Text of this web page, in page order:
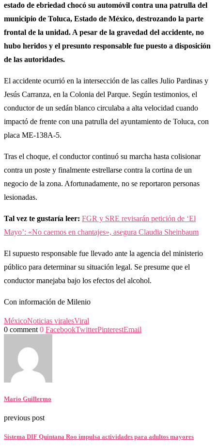
estado de ebriedad chocó su automóvil contra una patrulla del
municipio de Toluca, Estado de México, destrozando la parte
frontal de la unidad. A pesar de la gravedad del accidente, no
hubo heridos y el presunto responsable fue puesto a disposición
de las autoridades.
El accidente ocurrió en la intersección de las calles Julio Pardinas y
Jesús Carranza, en la Colonia del Parque. Según testimonios, el
conductor de un sedán blanco circulaba a alta velocidad cuando
impactó de frente con una patrulla del ayuntamiento de Toluca, con
placa ME-138A-5.
Tras el choque, el conductor continuó su marcha hasta colisionar
contra un poste y finalmente estrellarse contra la cortina de un
negocio de la zona. Afortunadamente, no se reportaron personas
lesionadas.
Tal vez te gustaría leer: FGR y SRE revisarán petición de ‘El
Mayo’: «No caemos en chantajes», asegura Claudia Sheinbaum
El supuesto responsable fue llevado ante la agencia del ministerio
público para determinar su situación legal. Se presume que el
conductor manejaba bajo los efectos del alcohol.
Con información de Milenio
MéxicoNoticias viralesViral
0 comment 0 FacebookTwitterPinterestEmail
Mario Guillermo
previous post
Sistema DIF Quintana Roo impulsa actividades para adultos mayores